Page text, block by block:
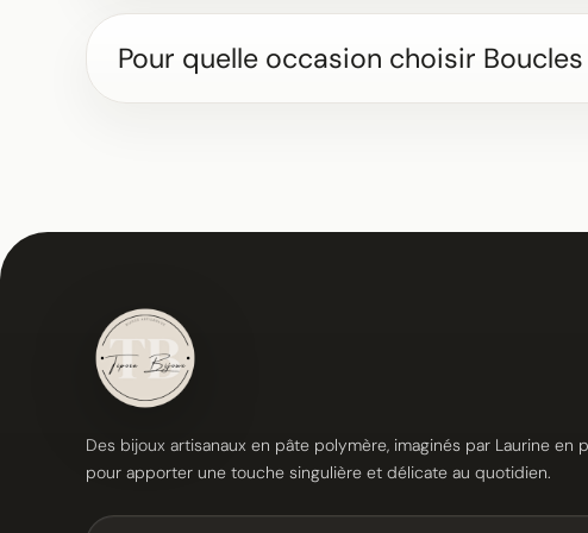
Pour quelle occasion choisir
Des bijoux artisanaux en pâte polymère, imaginés par Laurine en
pour apporter une touche singulière et délicate au quotidien.